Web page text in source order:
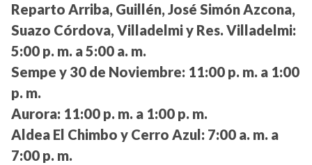
Reparto Arriba, Guillén, José Simón Azcona,
Suazo Córdova, Villadelmi y Res. Villadelmi:
5:00 p. m. a 5:00 a. m.
Sempe y 30 de Noviembre: 11:00 p. m. a 1:00
p. m.
Aurora: 11:00 p. m. a 1:00 p. m.
Aldea El Chimbo y Cerro Azul: 7:00 a. m. a
7:00 p. m.